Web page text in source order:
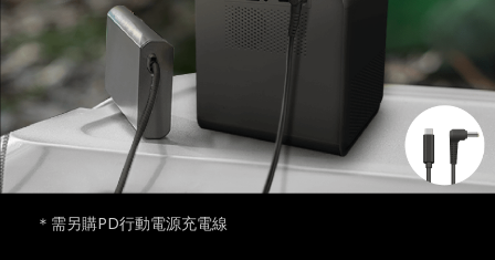
＊需另購PD行動電源充電線